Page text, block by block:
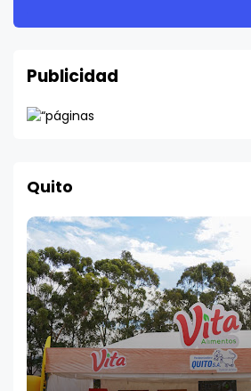
Publicidad
Quito